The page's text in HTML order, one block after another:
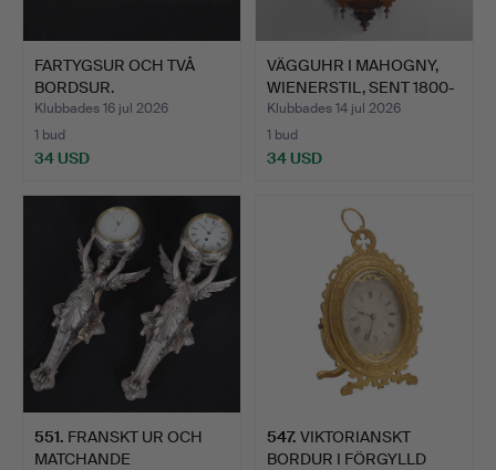
FARTYGSUR OCH TVÅ
BORDSUR.
Klubbades 16 jul 2026
1 bud
34 USD
VÄGGUHR I MAHOGNY,
WIENERSTIL, SENT 1800-
T…
Klubbades 14 jul 2026
1 bud
34 USD
551. FRANSKT UR OCH
MATCHANDE
547. VIKTORIANSKT
BORDUR I FÖRGYLLD